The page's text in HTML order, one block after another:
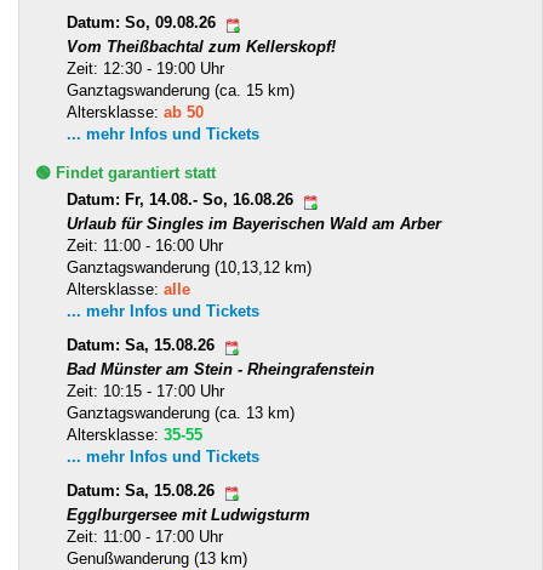
Datum: So, 09.08.26
Vom Theißbachtal zum Kellerskopf!
Zeit: 12:30 - 19:00 Uhr
Ganztagswanderung (ca. 15 km)
Altersklasse: ab 50
... mehr Infos und Tickets
🟢 Findet garantiert statt
Datum: Fr, 14.08.- So, 16.08.26
Urlaub für Singles im Bayerischen Wald am Arber
Zeit: 11:00 - 16:00 Uhr
Ganztagswanderung (10,13,12 km)
Altersklasse: alle
... mehr Infos und Tickets
Datum: Sa, 15.08.26
Bad Münster am Stein - Rheingrafenstein
Zeit: 10:15 - 17:00 Uhr
Ganztagswanderung (ca. 13 km)
Altersklasse: 35-55
... mehr Infos und Tickets
Datum: Sa, 15.08.26
Egglburgersee mit Ludwigsturm
Zeit: 11:00 - 17:00 Uhr
Genußwanderung (13 km)